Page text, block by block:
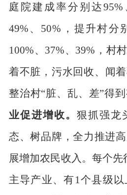
庭院建成率分别达95%
49% 、 50% ，提升村分
100%、 37%、 39% ，村
着不脏，污水回收、闻
整治村“脏、乱、差”得
业促进增收。 狠抓强龙
态、树品牌，全力推进
展增加农民收入。每个先
主导产业、有1个县级